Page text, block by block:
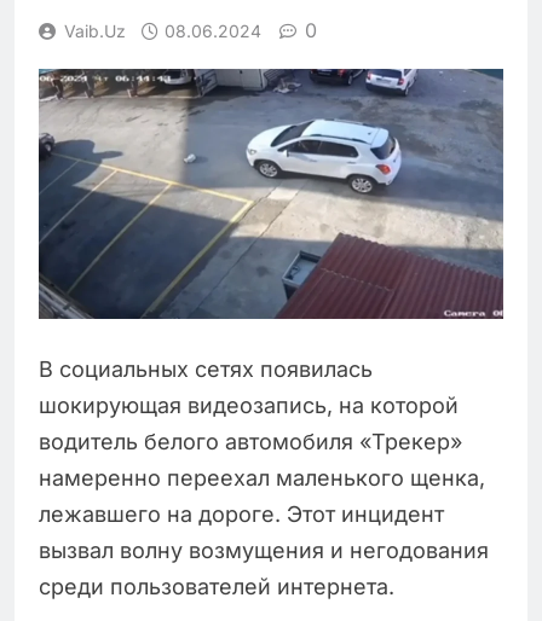
Vaib.uz 08.06.2024 0
В социальных сетях появилась
шокирующая видеозапись, на которой
водитель белого автомобиля «Трекер»
намеренно переехал маленького щенка,
лежавшего на дороге. Этот инцидент
вызвал волну возмущения и негодования
среди пользователей интернета.